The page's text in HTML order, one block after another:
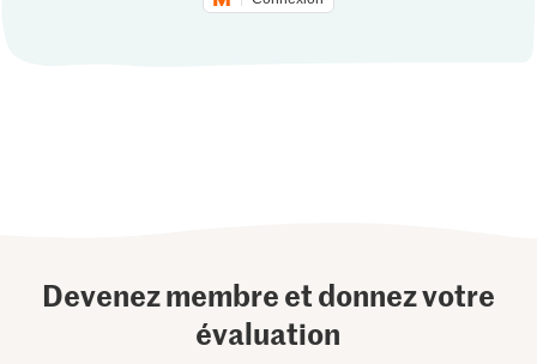
Devenez membre et donnez votre
évaluation